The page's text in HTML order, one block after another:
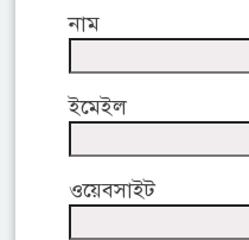
নাম
ইমেইল
ওয়েবসাইট